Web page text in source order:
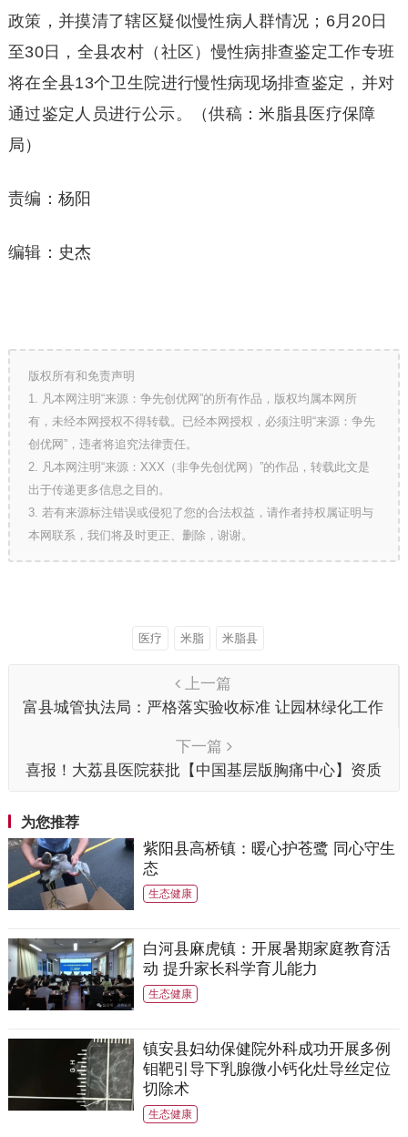
政策，并摸清了辖区疑似慢性病人群情况；6月20日
至30日，全县农村（社区）慢性病排查鉴定工作专班
将在全县13个卫生院进行慢性病现场排查鉴定，并对
通过鉴定人员进行公示。（供稿：米脂县医疗保障
局）
责编：杨阳
编辑：史杰
版权所有和免责声明
1. 凡本网注明“来源：争先创优网”的所有作品，版权均属本网所
有，未经本网授权不得转载。已经本网授权，必须注明“来源：争先
创优网”，违者将追究法律责任。
2. 凡本网注明“来源：XXX（非争先创优网）”的作品，转载此文是
出于传递更多信息之目的。
3. 若有来源标注错误或侵犯了您的合法权益，请作者持权属证明与
本网联系，我们将及时更正、删除，谢谢。
医疗 米脂 米脂县
上一篇
富县城管执法局：严格落实验收标准 让园林绿化工作
下一篇
喜报！大荔县医院获批【中国基层版胸痛中心】资质
为您推荐
紫阳县高桥镇：暖心护苍鹭 同心守生
态
生态健康
白河县麻虎镇：开展暑期家庭教育活
动 提升家长科学育儿能力
生态健康
镇安县妇幼保健院外科成功开展多例
钼靶引导下乳腺微小钙化灶导丝定位
切除术
生态健康